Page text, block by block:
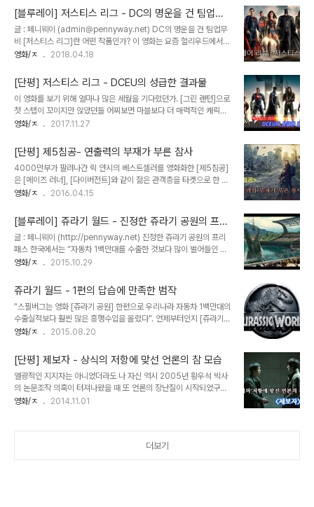
에게 조커를 맡기려는 것..
공룡들을 멸종시킬 것인지 인도적 차원에서 구제할 것인지를 두고 격
론을 벌이지만 결국 이를 신의 섭리로 받아들이고 방치할 것을 결정한
다. 한편 전편의 주인공 클레어와 오웬은 공룡들을 몰래 탈출시켜 다른
섬으로 이주시키자는 록우드 재단의 제안을 받아들인다. 위험천만한
쥬라기 월드로 들어가 포획작전에 참여하게 된 클레어 일행은 원래의
발견한다. [쥬라기 월드: 폴른 킹덤..
[블루레이] 저스티스 리그 - DC의 명운을 건 팀업무
비
글 : 페니웨이 (admin@pennyway.net) DC의 명운을 건 팀업무
비 [저스티스 리그]란 어떤 작품인가? 이 영화는 요즘 헐리우드에서
가장 잘 나가는 MCU에 대칭점에 서 있는, 다시 말해 라이벌 관계에
마블 측이 [어벤져스]로 먼저 선수를 치긴 했어도, [저스티스 리그]는
DC에서도 충분히 해볼만한 승산을 가진 카드였다. ***사실 DC
Extended Universe/DCEU니 DC Films Universe/DCFU니
말이 많았지만 둘 다 공식적으로 확립된 건 아니다. 그래서 [저스티스
리그] 이후 DC 공식부서로 자리잡은 DC Films로 지칭하기로 한다.
영화/ㅈ 2018.04.18
[단평] 저스티스 리그 - DCEU의 성급한 결과물
이 영화를 보기 위해 얼마나 많은 세월을 기다렸던가. [그린 랜턴]으로
첫 스텝이 꼬이지만 않았던들 어찌보면 마블보다 더 매력적인 캐릭터
로 득실대는 DC의 히어로들은 훨씬 일찍 모습을 드러낼 수 있었을 것
아직 진영이 채 갖춰지기도 전에 성급히 모습을 드러낸 [저스티스 리
그]는 그냥 참담하다. 진지모드로 일관하던 ([수어사이드 스쿼드]는 예
외로 치자) DCEU의 이야기 톤은 갑자기 시시껄렁한 유머가 섞여있
는 잡탕찌게 같은 맛으로 바뀌었다. 그나마 유일한 장점이라던 잭 스나
이더 풍의 화끈한 액션도 날아가 버렸다. 그렇다고 중간에 투입된 조스
개봉 후 하나 둘씩 양파껍질 ..
영화/ㅈ 2017.11.27
[단평] 제5침공- 연출력의 부재가 부른 참사
4000만부가 팔려나간 릭 얀시의 베스트셀러를 영화화한 [제5침공]
은 [메이즈 러너], [다이버전트]와 같이 젊은 관객층을 타겟으로 한 영
어덜트물이다. 원작이 깔아놓은 팬층에 (이쁘게 잘 자라준) 클로이 모
관객의 예측대로 정확히 스토리가 전개되는 묘한(?) 영화다. 여주인공
과 남주인공의 흔해빠진 로맨스도, (아마 영화에서는 최대의 반전이
되었을) 제5침공의 정체에 대해서도 영화가 시작하는 순간에 간파당
할만큼 너무나도 안일하게 연출해놓았다. 그나마 건질만한 건 10분간
의 인트로. 수수께끼의 외계인이 침략해 속수무책으로 당할 수 밖에 없
순간에 전혀 긴장되지 않고, 깜짝 놀라..
영화/ㅈ 2016.04.15
[블루레이] 쥬라기 월드 - 진정한 쥬라기 공원의 프리
패스
글 : 페니웨이 (http://pennyway.net) 진정한 쥬라기 공원의 프리
패스 한국에서는 “자동차 1백만대를 수출한 것보다 많이 벌어들인 영
화”로 더 잘 알려진 [쥬라기 공원]이 개봉한지도 벌써 22년이 지났다.
렌차이즈물이 되었지만 2,3편과 1편의 간극을 극복하기엔 역부족이
되어버린 상황에서 4편의 제작은 기약없이 잊을만 하면 올라오는 헐
리우드의 가쉽거리로 전락한지 오래되었다. 우여곡절 끝에 4편인 [쥬
라기 월드]의 개봉이 확정되었을 때도, 많은 이들은 2015년 박스오피
스가 [어벤져스: 에이지 오브 울트론]과 [스타워즈 Ep.7: 깨어난 포
연말에 개봉된다는..
영화/ㅈ 2015.10.29
쥬라기 월드 - 1편의 답습에 만족한 범작
"스필버그는 영화 [쥬라기 공원] 한편으로 우리나라 자동차 1백만대의
수출실적보다 훨씬 많은 흥행수입을 올렸다". 언제부터인지 [쥬라기
공원]과 관련해서는 항상 저 놈의 자동차 수출 실적이 수식어처럼 따
육성에 힘을 싣자는 목소리가 여기저기서 나왔지요. 그리고 연출에 재
미를 붙인 한 영화 감독은 이런 말을 하기에 이릅니다. "미국에 [쥬라
기 공원]이 있으면, 내겐 [티라노의 발톱]이 있다" -1999년 4월 23
일 동아일보 천문학적인 수익을 기록한 영화인 것은 틀림없지만 [쥬라
기 공원]에 대한 평가가 유독 이런 수익적인 부분으로만 이루어져서는
영화/ㅈ 2015.08.20
[단평] 제보자 - 상식의 저항에 맞선 언론의 참 모습
열광적인 지지자는 아니었더라도 나 자신 역시 2005년 황우석 박사
의 논문조작 의혹이 터져나왔을 때 또 언론의 장난질이 시작되었구나
생각했던 사람의 한 명이었다. 그만큼 기성 언론에 대한 불신도 컸지만
영화 [제보자]는 대한민국을 뜨겁게 달구었던 과학계의 스캔들인 황우
영화/ㅈ 2014.11.01
더보기